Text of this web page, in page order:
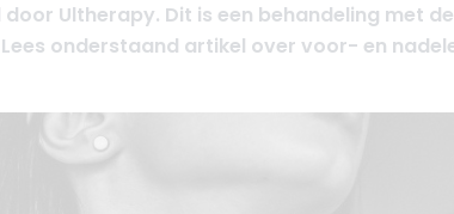
Ultherapy. Dit is een behandeling met
onderstaand artikel over voor- en